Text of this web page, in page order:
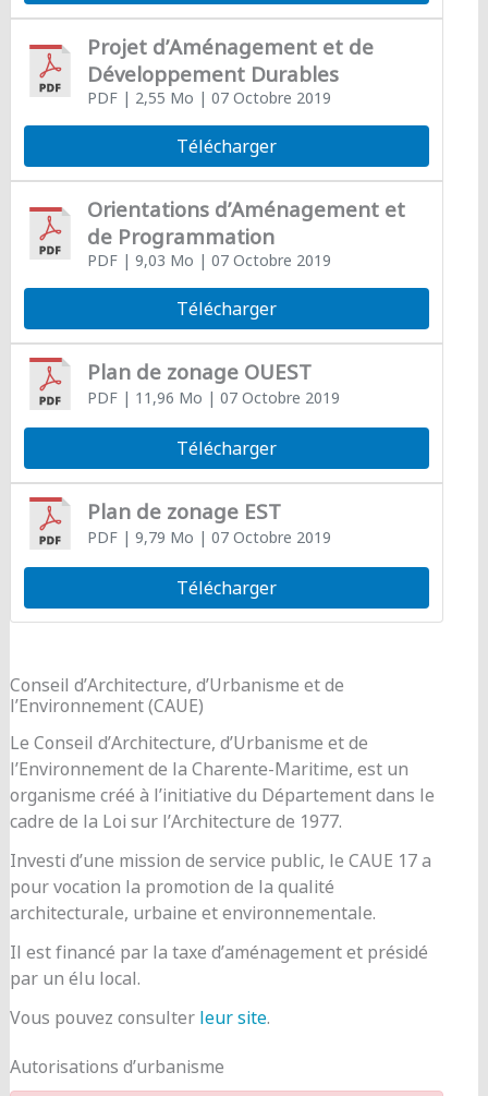
Projet d’Aménagement et de
Développement Durables
PDF| 2,55 Mo | 07 Octobre 2019
Télécharger
Orientations d’Aménagement et
de Programmation
PDF| 9,03 Mo | 07 Octobre 2019
Télécharger
Plan de zonage OUEST
PDF| 11,96 Mo | 07 Octobre 2019
Télécharger
Plan de zonage EST
PDF| 9,79 Mo | 07 Octobre 2019
Télécharger
Conseil d’Architecture, d’Urbanisme et de
l’Environnement (CAUE)
Le Conseil d’Architecture, d’Urbanisme et de
l’Environnement de la Charente-Maritime, est un
organisme créé à l’initiative du Département dans le
cadre de la Loi sur l’Architecture de 1977.
Investi d’une mission de service public, le CAUE 17 a
pour vocation la promotion de la qualité
architecturale, urbaine et environnementale.
Il est financé par la taxe d’aménagement et présidé
par un élu local.
Vous pouvez consulter leur site.
Autorisations d’urbanisme